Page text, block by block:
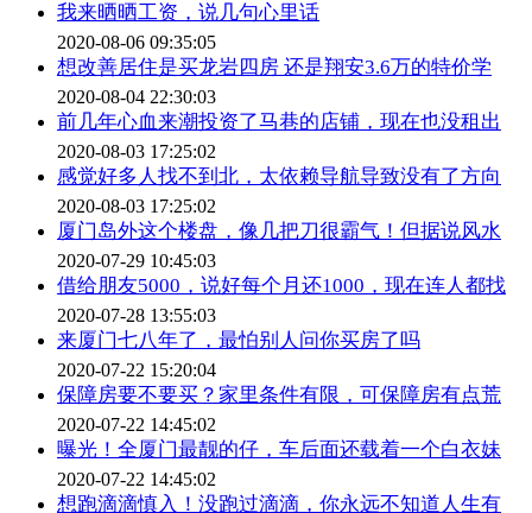
我来晒晒工资，说几句心里话
2020-08-06 09:35:05
想改善居住是买龙岩四房 还是翔安3.6万的特价学
2020-08-04 22:30:03
前几年心血来潮投资了马巷的店铺，现在也没租出
2020-08-03 17:25:02
感觉好多人找不到北，太依赖导航导致没有了方向
2020-08-03 17:25:02
厦门岛外这个楼盘，像几把刀很霸气！但据说风水
2020-07-29 10:45:03
借给朋友5000，说好每个月还1000，现在连人都找
2020-07-28 13:55:03
来厦门七八年了，最怕别人问你买房了吗
2020-07-22 15:20:04
保障房要不要买？家里条件有限，可保障房有点荒
2020-07-22 14:45:02
曝光！全厦门最靓的仔，车后面还载着一个白衣妹
2020-07-22 14:45:02
想跑滴滴慎入！没跑过滴滴，你永远不知道人生有